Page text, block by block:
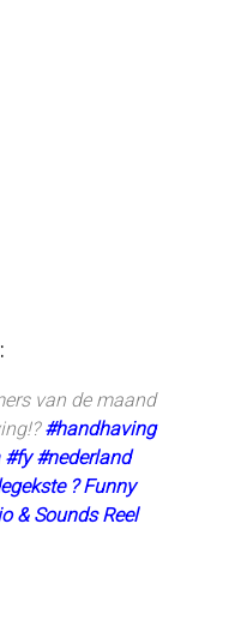
van de maand
#handhaving
#fy #nederland
? Funny
& Sounds Reel